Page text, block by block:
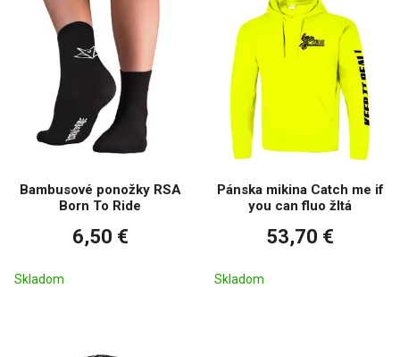
Bambusové ponožky RSA
Born To Ride
6,50 €
Skladom
Pánska mikina Catch me if
you can fluo žltá
53,70 €
Skladom